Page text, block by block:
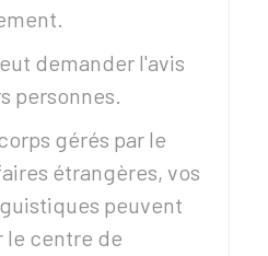
demander l'avis
personnes.
gérés par le
étrangères, vos
peuvent
le centre de